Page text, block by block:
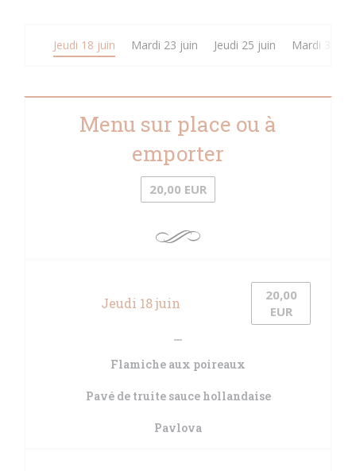
Jeudi 18 juin Mardi 23 juin Jeudi 25 juin Mardi 30
Menu sur place ou à
emporter
20,00 EUR
Jeudi 18 juin
20,00
EUR
Flamiche aux poireaux
Pavé de truite sauce hollandaise
Pavlova